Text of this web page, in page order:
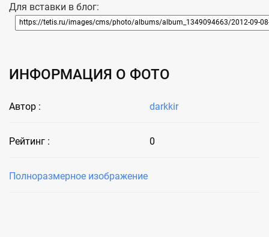
Для вставки в блог:
ИНФОРМАЦИЯ О ФОТО
Автор : darkkir
Рейтинг : 0
Полноразмерное изображение